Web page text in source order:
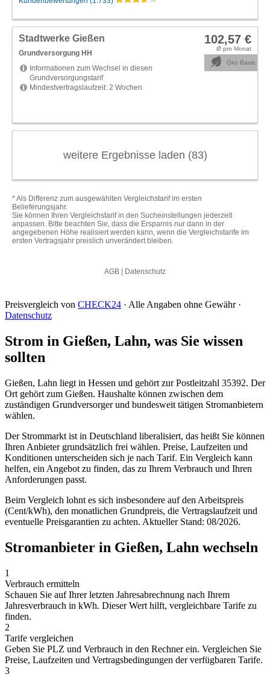
Preisvergleich von CHECK24 · Alle Angaben ohne Gewähr ·
Datenschutz
Strom in Gießen, Lahn, was Sie wissen
sollten
Gießen, Lahn liegt in Hessen und gehört zur Postleitzahl 35392. Der
Ort gehört zum Gießen. Haushalte können zwischen dem
zuständigen Grundversorger und bundesweit tätigen Stromanbietern
wählen.
Der Strommarkt ist in Deutschland liberalisiert, das heißt Sie können
Ihren Anbieter grundsätzlich frei wählen. Preise, Laufzeiten und
Konditionen unterscheiden sich je nach Tarif. Ein Vergleich kann
helfen, ein Angebot zu finden, das zu Ihrem Verbrauch und Ihren
Anforderungen passt.
Beim Vergleich lohnt es sich insbesondere auf den Arbeitspreis
(Cent/kWh), den monatlichen Grundpreis, die Vertragslaufzeit und
eventuelle Preisgarantien zu achten. Aktueller Stand: 08/2026.
Stromanbieter in Gießen, Lahn wechseln
1
Verbrauch ermitteln
Schauen Sie auf Ihrer letzten Jahresabrechnung nach Ihrem
Jahresverbrauch in kWh. Dieser Wert hilft, vergleichbare Tarife zu
finden.
2
Tarife vergleichen
Geben Sie PLZ und Verbrauch in den Rechner ein. Vergleichen Sie
Preise, Laufzeiten und Vertragsbedingungen der verfügbaren Tarife.
3